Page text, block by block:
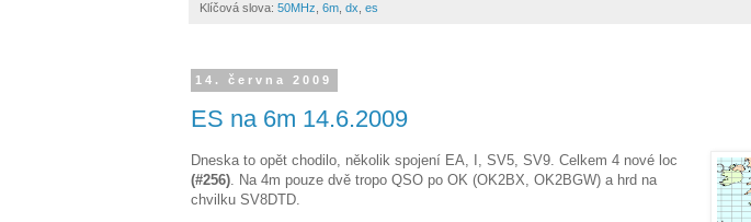
Klíčová slova: 50MHz 6m dx es
14. června 2009
ES na 6m 14.6.2009
Dneska to opět chodilo, několik spojení EA, I, SV5, SV9. Celkem 4 nové loc
(#256) . Na 4m pouze dvě tropo QSO po OK (OK2BX, OK2BGW) a hrd na
chvilku SV8DTD.